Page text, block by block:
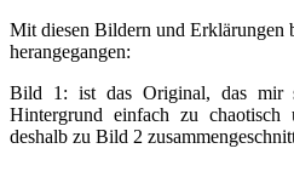
Mit diesen Bildern und Erklärungen
herangegangen:
Bild 1: ist das Original, das mir
Hintergrund einfach zu
deshalb zu Bild 2